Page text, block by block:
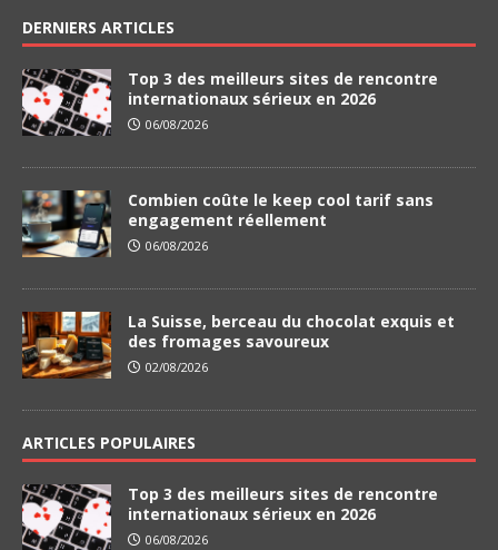
DERNIERS ARTICLES
Top 3 des meilleurs sites de rencontre
internationaux sérieux en 2026
06/08/2026
Combien coûte le keep cool tarif sans
engagement réellement
06/08/2026
La Suisse, berceau du chocolat exquis et
des fromages savoureux
02/08/2026
ARTICLES POPULAIRES
Top 3 des meilleurs sites de rencontre
internationaux sérieux en 2026
06/08/2026